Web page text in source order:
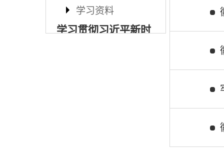
学习资料
学习贯彻习近平新时